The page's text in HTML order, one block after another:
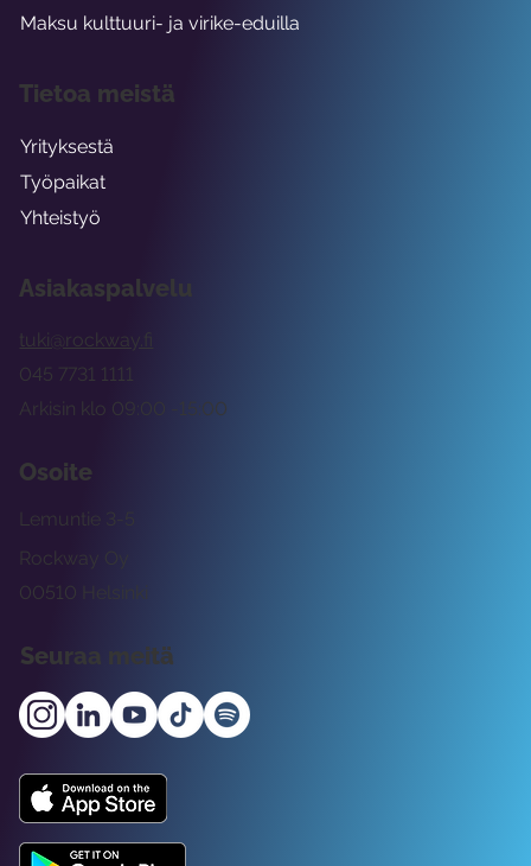
Asiakaspalvelu
tuki@rockway.fi
Arkisin klo 09:00 -15:00
045 7731 1111
Osoite
Rockway Oy
Lemuntie 3-5
00510 Helsinki
Seuraa meitä
Maksu kulttuuri- ja virike-eduilla
Tietoa meistä
Yrityksestä
Työpaikat
Yhteistyö